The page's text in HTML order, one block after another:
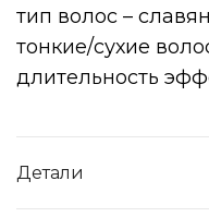
тип волос –
тонкие/сухие
длительность
Детали